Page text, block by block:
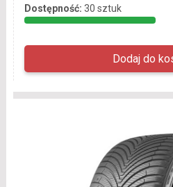
Dostępność: 30 sztuk